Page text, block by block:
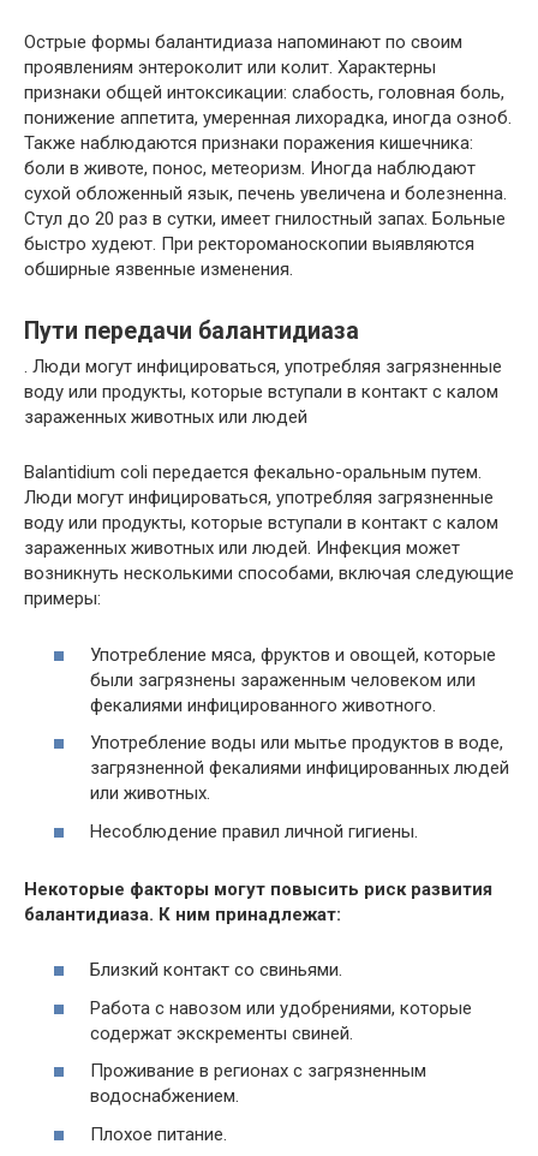
Острые формы балантидиаза напоминают по своим
проявлениям энтероколит или колит. Характерны
признаки общей интоксикации: слабость, головная боль,
понижение аппетита, умеренная лихорадка, иногда озноб.
Также наблюдаются признаки поражения кишечника:
боли в животе, понос, метеоризм. Иногда наблюдают
сухой обложенный язык, печень увеличена и болезненна.
Стул до 20 раз в сутки, имеет гнилостный запах. Больные
быстро худеют. При ректороманоскопии выявляются
обширные язвенные изменения.
Пути передачи балантидиаза
. Люди могут инфицироваться, употребляя загрязненные
воду или продукты, которые вступали в контакт с калом
зараженных животных или людей
Balantidium coli передается фекально-оральным путем.
Люди могут инфицироваться, употребляя загрязненные
воду или продукты, которые вступали в контакт с калом
зараженных животных или людей. Инфекция может
возникнуть несколькими способами, включая следующие
примеры:
Употребление мяса, фруктов и овощей, которые
были загрязнены зараженным человеком или
фекалиями инфицированного животного.
Употребление воды или мытье продуктов в воде,
загрязненной фекалиями инфицированных людей
или животных.
Несоблюдение правил личной гигиены.
Некоторые факторы могут повысить риск развития
балантидиаза. К ним принадлежат:
Близкий контакт со свиньями.
Работа с навозом или удобрениями, которые
содержат экскременты свиней.
Проживание в регионах с загрязненным
водоснабжением.
Плохое питание.